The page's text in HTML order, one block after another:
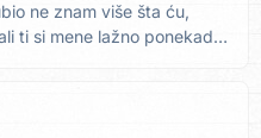
ne znam više šta ću,
ti si mene lažno ponekad